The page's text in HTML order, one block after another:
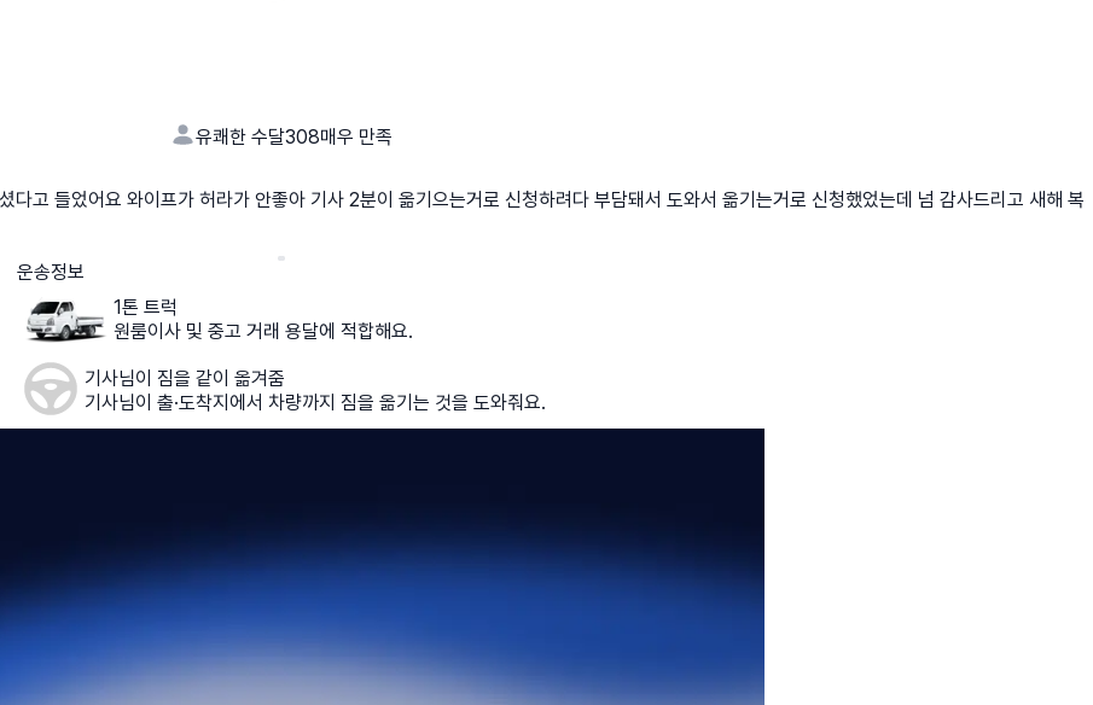
유쾌한 수달308매우 만족
고 들었어요 와이프가 허라가 안좋아 기사 2분이 옮기으는거로 신청하려다 부담돼서 도와서 옮기는거로 신청했었는데 넘 감사드리고 새해 복
운송정보
1톤 트럭
원룸이사 및 중고 거래 용달에 적합해요.
기사님이 짐을 같이 옮겨줌
기사님이 출·도착지에서 차량까지 짐을 옮기는 것을 도와줘요.